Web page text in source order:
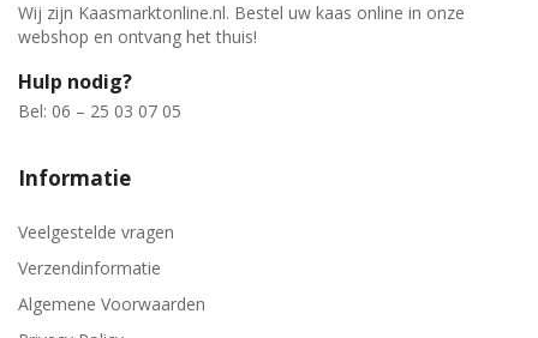
Wij zijn Kaasmarktonline.nl. Bestel uw kaas online in onze
webshop en ontvang het thuis!
Hulp nodig?
Bel: 06 – 25 03 07 05
Informatie
Veelgestelde vragen
Verzendinformatie
Algemene Voorwaarden